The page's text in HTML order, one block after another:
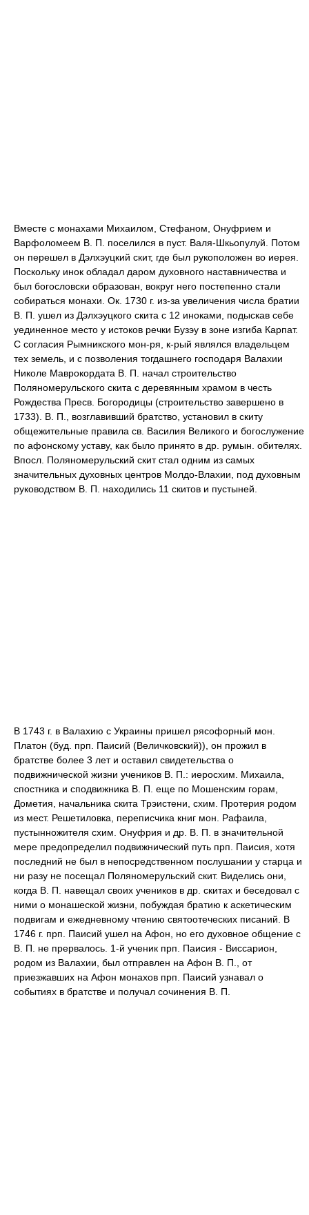
Вместе с монахами Михаилом, Стефаном, Онуфрием и
Варфоломеем В. П. поселился в пуст. Валя-Шкьопулуй. Потом
он перешел в Дэлхэуцкий скит, где был рукоположен во иерея.
Поскольку инок обладал даром духовного наставничества и
был богословски образован, вокруг него постепенно стали
собираться монахи. Ок. 1730 г. из-за увеличения числа братии
В. П. ушел из Дэлхэуцкого скита с 12 иноками, подыскав себе
уединенное место у истоков речки Бузэу в зоне изгиба Карпат.
С согласия Рымникского мон-ря, к-рый являлся владельцем
тех земель, и с позволения тогдашнего господаря Валахии
Николе Маврокордата В. П. начал строительство
Поляномерульского скита с деревянным храмом в честь
Рождества Пресв. Богородицы (строительство завершено в
1733). В. П., возглавивший братство, установил в скиту
общежительные правила св. Василия Великого и богослужение
по афонскому уставу, как было принято в др. румын. обителях.
Впосл. Поляномерульский скит стал одним из самых
значительных духовных центров Молдо-Влахии, под духовным
руководством В. П. находились 11 скитов и пустыней.
В 1743 г. в Валахию с Украины пришел рясофорный мон.
Платон (буд. прп. Паисий (Величковский)), он прожил в
братстве более 3 лет и оставил свидетельства о
подвижнической жизни учеников В. П.: иеросхим. Михаила,
спостника и сподвижника В. П. еще по Мошенским горам,
Дометия, начальника скита Трэистени, схим. Протерия родом
из мест. Решетиловка, переписчика книг мон. Рафаила,
пустынножителя схим. Онуфрия и др. В. П. в значительной
мере предопределил подвижнический путь прп. Паисия, хотя
последний не был в непосредственном послушании у старца и
ни разу не посещал Поляномерульский скит. Виделись они,
когда В. П. навещал своих учеников в др. скитах и беседовал с
ними о монашеской жизни, побуждая братию к аскетическим
подвигам и ежедневному чтению святоотеческих писаний. В
1746 г. прп. Паисий ушел на Афон, но его духовное общение с
В. П. не прервалось. 1-й ученик прп. Паисия - Виссарион,
родом из Валахии, был отправлен на Афон В. П., от
приезжавших на Афон монахов прп. Паисий узнавал о
событиях в братстве и получал сочинения В. П.